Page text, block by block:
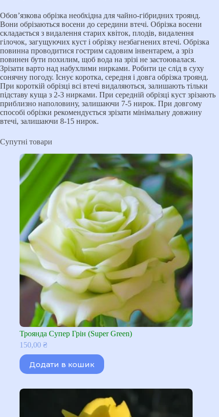
Обов’язкова обрізка необхідна для чайно-гібридних троянд.
Вони обрізаються восени до середини втечі. Обрізка восени
складається з видалення старих квіток, плодів, видалення
гілочок, загущуючих куст і обрізку незбагнених втечі. Обрізка
повинна проводитися гострим садовим інвентарем, а зріз
повинен бути похилим, щоб вода на зрізі не застоювалася.
Зрізати варто над набухлими нирками. Робити це слід в суху
сонячну погоду. Існує коротка, середня і довга обрізка троянд.
При короткій обрізці всі втечі видаляються, залишають тільки
підставу куща з 2-3 нирками. При середній обрізці куст зрізають
приблизно наполовину, залишаючи 7-5 нирок. При довгому
способі обрізки рекомендується зрізати мінімальну довжину
втечі, залишаючи 8-15 нирок.
Супутні товари
Троянда Супер Грін (Super Green)
150,00 ₴
Додати в кошик